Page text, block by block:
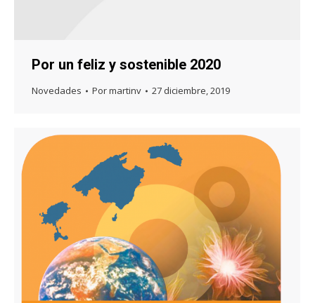
Por un feliz y sostenible 2020
Novedades Pormartinv 27 diciembre, 2019